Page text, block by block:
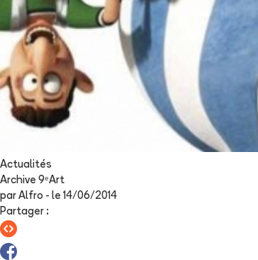
Actualités
Archive 9ᵉArt
par Alfro - le 14/06/2014
Partager :